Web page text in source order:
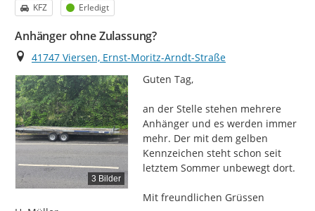
Kategorie
KFZ Status
Erledigt
Anhänger ohne Zulassung?
Ort
41747 Viersen, Ernst-Moritz-Arndt-Straße
3 Bilder
Guten Tag,
an der Stelle stehen mehrere
Anhänger und es werden immer
mehr. Der mit dem gelben
Kennzeichen steht schon seit
letztem Sommer unbewegt dort.
Mit freundlichen Grüssen